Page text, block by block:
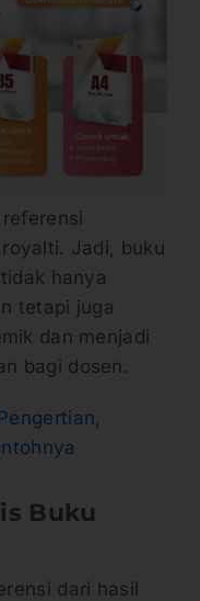
Jadi, buku
hanya
tetapi juga
dan menjadi
bagi dosen.
Buku
dari hasil